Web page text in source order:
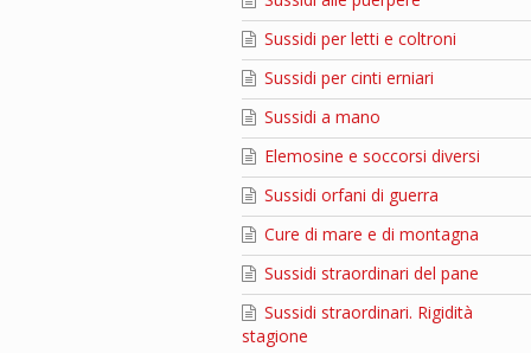
Sussidi per letti e coltroni
Sussidi per cinti erniari
Sussidi a mano
Elemosine e soccorsi diversi
Sussidi orfani di guerra
Cure di mare e di montagna
Sussidi straordinari del pane
Sussidi straordinari. Rigidità
stagione